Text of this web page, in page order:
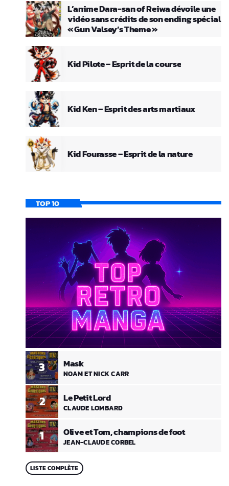
L’anime Dara-san of Reiwa dévoile une
vidéo sans crédits de son ending spécial
« Gun Valsey’s Theme »
Kid Pilote – Esprit de la course
Kid Ken – Esprit des arts martiaux
Kid Fourasse – Esprit de la nature
TOP 10
1 Olive et Tom, champions de foot
JEAN-CLAUDE CORBEL
2 Le Petit Lord
CLAUDE LOMBARD
3 Mask
NOAM ET NICK CARR
LISTE COMPLÈTE